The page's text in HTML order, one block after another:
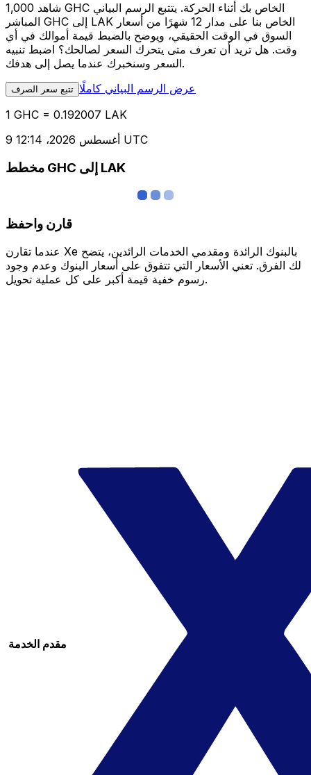
شاهد 1,000 GHC الخاص بك أثناء الحركة. يتتبع الرسم البياني
المباشر GHC إلى LAK الخاص بنا على مدار 12 شهرًا من أسعار
السوق في الوقت الحقيقي، ويوضح بالضبط قيمة أموالك في أي
وقت. هل تريد أن تعرف متى يتحرك السعر لصالحك؟ اضبط تنبيه
السعر وسنخبرك عندما يصل إلى هدفك.
تتبع سعر الصرف عرض الرسم البياني كاملًا
1 GHC = 0.192007 LAK
9 أغسطس 2026، 12:14 UTC
مخطط GHC إلى LAK
قارن واحفظ
عندما تقارن Xe بالبنوك الرائدة ومقدمي الخدمات الرائدين، يتضح
لك الفرق. تعني الأسعار التي تتفوق على أسعار البنوك وعدم وجود
رسوم خفية قيمة أكبر على كل عملية تحويل.
مقدم الخدمة